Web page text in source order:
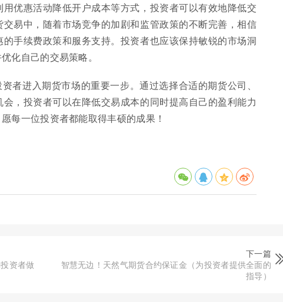
优惠活动降低开户成本等方式，投资者可以有效地降低交
易中，随着市场竞争的加剧和监管政策的不断完善，相信
手续费政策和服务支持。投资者也应该保持敏锐的市场洞
化自己的交易策略。
者进入期货市场的重要一步。通过选择合适的期货公司、
，投资者可以在降低交易成本的同时提高自己的盈利能力
每一位投资者都能取得丰硕的成果！
资者做
下一篇
智慧无边！天然气期货合约保证金（为投资者提供全面的
指导）